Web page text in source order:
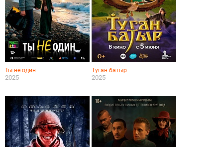
Ты не один
2025
Туган батыр
2025